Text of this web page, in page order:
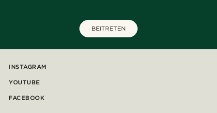
BEITRETEN
INSTAGRAM
YOUTUBE
FACEBOOK